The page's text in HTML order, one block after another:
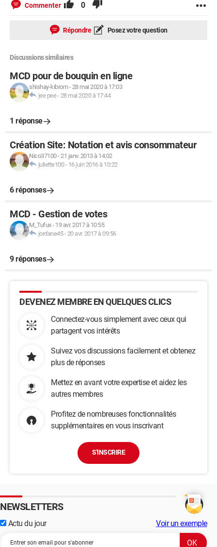
Commenter 0
Répondre Posez votre question
Discussions similaires
MCD pour de bouquin en ligne
shishay-kibrom-28 mai 2020 à 17:03
jee pee-28 mai 2020 à 17:44
1 réponse
Création Site: Notation et avis consommateur
Nico37100-21 janv. 2013 à 14:02
juliette100- 16 juin 2016 à 10:22
6 réponses
MCD - Gestion de votes
M_Tufux- 19 avr. 2017 à 10:55
jordane45-20 avr. 2017 à 09:56
9 réponses
DEVENEZ MEMBRE EN QUELQUES CLICS
Connectez-vous simplement avec ceux qui
partagent vos intérêts
Suivez vos discussions facilement et obtenez
plus de réponses
Mettez en avant votre expertise et aidez les
autres membres
Profitez de nombreuses fonctionnalités
supplémentaires en vous inscrivant
S'INSCRIRE
NEWSLETTERS
Actu du jour Voir un exemple